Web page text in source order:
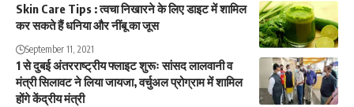
Skin Care Tips : त्वचा निखारने के लिए डाइट में शामिल
कर सकते हैं धनिया और नींबू का जूस
September 11, 2021
1 से दुबई अंतरराष्ट्रीय फ्लाइट शुरूः सांसद लालवानी व
मंत्री सिलावट ने लिया जायजा, वर्चुअल प्रोग्राम में शामिल
होंगे केंद्रीय मंत्री